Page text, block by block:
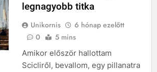
legnagyobb titka
Unikornis
6 hónap ezelőtt
0
5 mins
Amikor először hallottam
Scicliről, bevallom, egy pillanatra